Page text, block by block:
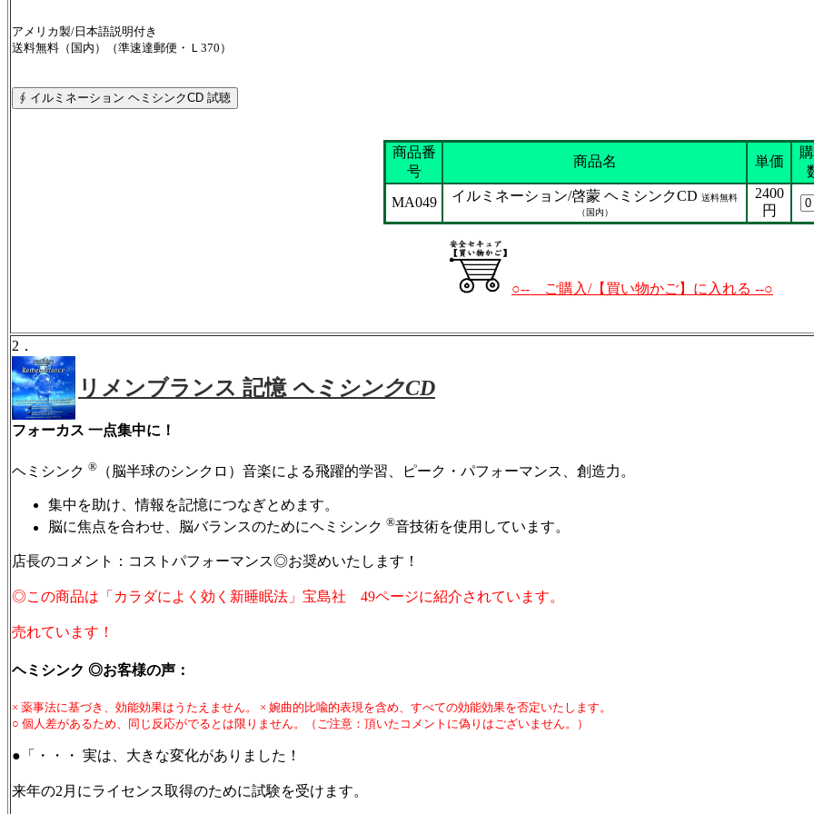
アメリカ製/日本語説明付き
送料無料（国内）（準速達郵便・Ｌ370）
商品番
号
商品名 単価
MA049
イルミネーション/啓蒙 ヘミシンクCD 送料無料
（国内）
2400
円
○-- ご購入/【買い物かご】に入れる --○
2．
リメンブランス 記憶 ヘミシンクCD
フォーカス 一点集中に！
ヘミシンク ® （脳半球のシンクロ）音楽による飛躍的学習、ピーク・パフォーマンス、創造力。
集中を助け、情報を記憶につなぎとめます。
脳に焦点を合わせ、脳バランスのためにヘミシンク ®音技術を使用しています。
店長のコメント：コストパフォーマンス◎お奨めいたします！
◎この商品は「カラダによく効く新睡眠法」宝島社 49ページに紹介されています。
売れています！
ヘミシンク ◎お客様の声：
× 薬事法に基づき、効能効果はうたえません。 × 婉曲的比喩的表現を含め、すべての効能効果を否定いたします。
○ 個人差があるため、同じ反応がでるとは限りません。（ご注意：頂いたコメントに偽りはございません。）
●「・・・ 実は、大きな変化がありました！
来年の2月にライセンス取得のために試験を受けます。